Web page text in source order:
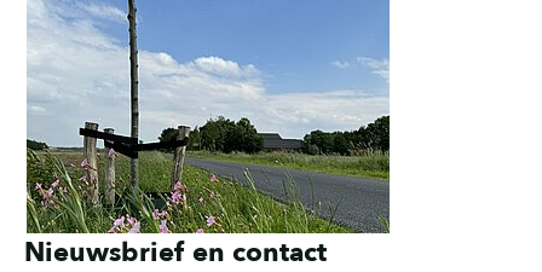
Nieuwsbrief en contact